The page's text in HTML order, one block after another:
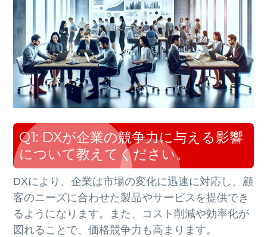
Q1: DXが企業の競争力に与える影響
について教えてください。
DXにより、企業は市場の変化に迅速に対応し、顧
客のニーズに合わせた製品やサービスを提供でき
るようになります。また、コスト削減や効率化が
図れることで、価格競争力も高まります。